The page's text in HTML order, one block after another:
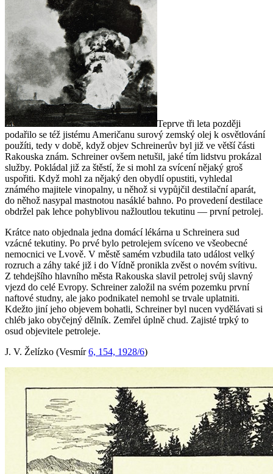
Teprve tři leta později
podařilo se též jistému Američanu surový zemský olej k osvětlování
použíti, tedy v době, když objev Schreinerův byl již ve větší části
Rakouska znám. Schreiner ovšem netušil, jaké tím lidstvu prokázal
služby. Pokládal již za štěstí, že si mohl za svícení nějaký groš
uspořiti. Když mohl za nějaký den obydlí opustiti, vyhledal
známého majitele vinopalny, u něhož si vypůjčil destilační aparát,
do něhož nasypal mastnotou nasáklé bahno. Po provedení destilace
obdržel pak lehce pohyblivou nažloutlou tekutinu — první petrolej.
Krátce nato objednala jedna domácí lékárna u Schreinera sud
vzácné tekutiny. Po prvé bylo petrolejem svíceno ve všeobecné
nemocnici ve Lvově. V městě samém vzbudila tato událost velký
rozruch a záhy také již i do Vídně pronikla zvěst o novém svítivu.
Z tehdejšího hlavního města Rakouska slavil petrolej svůj slavný
vjezd do celé Evropy. Schreiner založil na svém pozemku první
naftové studny, ale jako podnikatel nemohl se trvale uplatniti.
Kdežto jiní jeho objevem bohatli, Schreiner byl nucen vydělávati si
chléb jako obyčejný dělník. Zemřel úplně chud. Zajisté trpký to
osud objevitele petroleje.
J. V. Želízko (Vesmír6, 154, 1928/6)